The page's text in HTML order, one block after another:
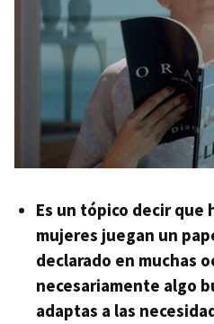
Es un tópico decir que
mujeres juegan un
declarado en muchas
necesariamente algo
adaptas a las